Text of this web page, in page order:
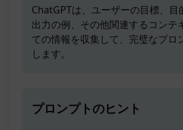
ChatGPTは、ユーザーの目標、目
出力の例、その他関連するコンテ
ての情報を収集して、完璧なプロ
します。
プロンプトのヒント